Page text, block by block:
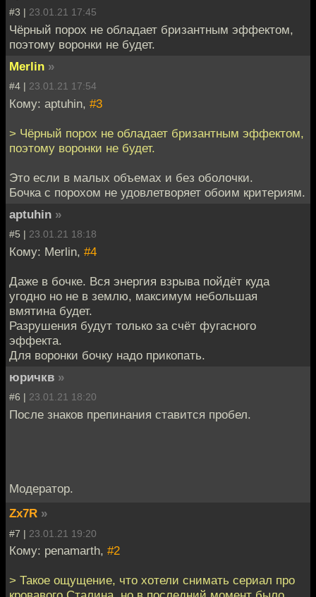
#3 | 23.01.21 17:45
Чёрный порох не обладает бризантным эффектом,
поэтому воронки не будет.
Merlin »
#4 | 23.01.21 17:54
Кому: aptuhin, #3
> Чёрный порох не обладает бризантным эффектом,
поэтому воронки не будет.
Это если в малых объемах и без оболочки.
Бочка с порохом не удовлетворяет обоим критериям.
aptuhin »
#5 | 23.01.21 18:18
Кому: Merlin, #4
Даже в бочке. Вся энергия взрыва пойдёт куда
угодно но не в землю, максимум небольшая
вмятина будет.
Разрушения будут только за счёт фугасного
эффекта.
Для воронки бочку надо прикопать.
юричкв »
#6 | 23.01.21 18:20
После знаков препинания ставится пробел.
Модератор.
Zx7R »
#7 | 23.01.21 19:20
Кому: penamarth, #2
> Такое ощущение, что хотели снимать сериал про